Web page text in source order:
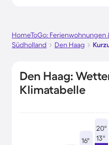
HomeToGo: Ferienwohnungen
Südholland
Den Haag
Den Haag:
Klimatabelle
16°
20°
13°